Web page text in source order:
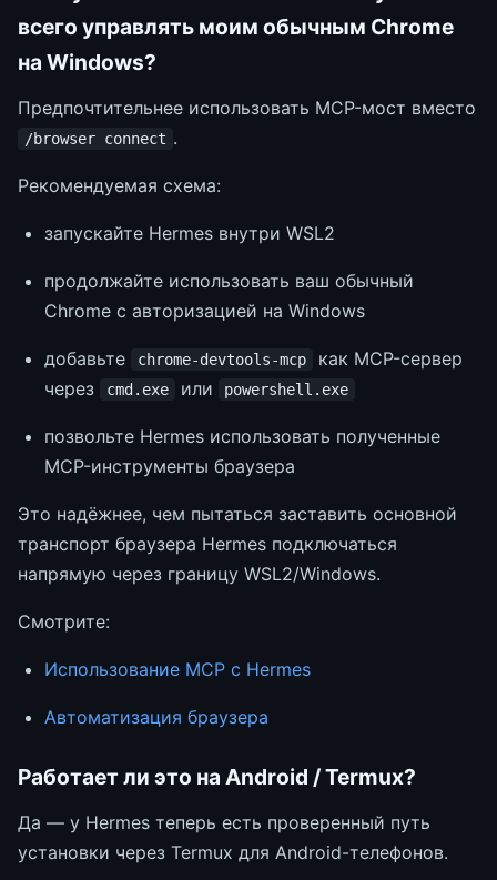
всего управлять моим обычным Chrome
на Windows?
Предпочтительнее использовать MCP-мост вместо
/browser connect .
Рекомендуемая схема:
запускайте Hermes внутри WSL2
продолжайте использовать ваш обычный
Chrome с авторизацией на Windows
добавьте chrome-devtools-mcp
как MCP-сервер
через
cmd.exe или powershell.exe
позвольте Hermes использовать полученные
MCP-инструменты браузера
Это надёжнее, чем пытаться заставить основной
транспорт браузера Hermes подключаться
напрямую через границу WSL2/Windows.
Смотрите:
Использование MCP с Hermes
Автоматизация браузера
Работает ли это на Android / Termux?
Да — у Hermes теперь есть проверенный путь
установки через Termux для Android-телефонов.